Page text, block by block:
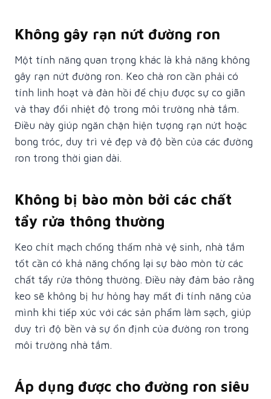
Không gây rạn nứt đường ron
Một tính năng quan trọng khác là khả năng không
gây rạn nứt đường ron. Keo chà ron cần phải có
tính linh hoạt và đàn hồi để chịu được sự co giãn
và thay đổi nhiệt độ trong môi trường nhà tắm.
Điều này giúp ngăn chặn hiện tượng rạn nứt hoặc
bong tróc, duy trì vẻ đẹp và độ bền của các đường
ron trong thời gian dài.
Không bị bào mòn bởi các chất
tẩy rửa thông thường
Keo chít mạch chống thấm nhà vệ sinh, nhà tắm
tốt cần có khả năng chống lại sự bào mòn từ các
chất tẩy rửa thông thường. Điều này đảm bảo rằng
keo sẽ không bị hư hỏng hay mất đi tính năng của
mình khi tiếp xúc với các sản phẩm làm sạch, giúp
duy trì độ bền và sự ổn định của đường ron trong
môi trường nhà tắm.
Áp dụng được cho đường ron siêu